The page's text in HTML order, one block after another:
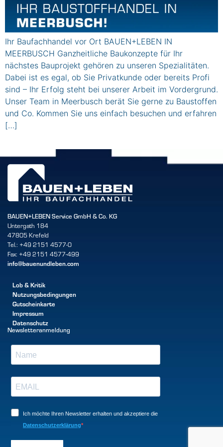
Ihr Baufachhandel vor Ort BAUEN+LEBEN IN
MEERBUSCH Ganzheitliche Baukonzepte für Ihr
nächstes Bauprojekt gehören zu unseren Spezialitäten.
Dabei ist es egal, ob Sie Privatkunde oder bereits Profi
sind – Ihr Erfolg steht bei unserer Arbeit im Vordergrund.
Unser Team in Meerbusch berät Sie gerne zu Baustoffen
und Co. Kommen Sie uns einfach besuchen und erfahren
[…]
BAUEN+LEBEN Service GmbH & Co. KG
Untergath 184
47805 Krefeld
Tel.: +49 2151 4577-0
Fax: +49 2151 4577-499
info@bauenundleben.com
Lob & Kritik
Nutzungsbedingungen
Gutscheinkarte
Impressum
Datenschutz
Newsletteranmeldung
Ich möchte Ihren Newsletter erhalten und akzeptiere die
Datenschutzerklärung